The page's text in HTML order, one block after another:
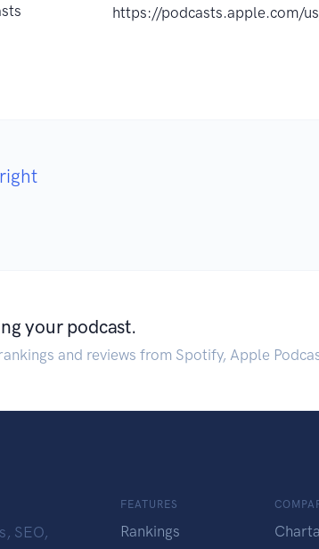
https://podcasts.apple.com/
your podcast.
and reviews from Spotify, Apple
SEO,
FEATURES
Rankings